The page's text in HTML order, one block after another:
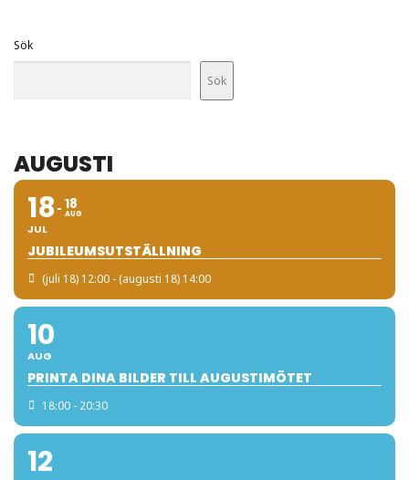
Sök
Sök
AUGUSTI
18
JUL
18
AUG
JUBILEUMSUTSTÄLLNING
(juli 18) 12:00 - (augusti 18) 14:00
10
AUG
PRINTA DINA BILDER TILL AUGUSTIMÖTET
18:00 - 20:30
12